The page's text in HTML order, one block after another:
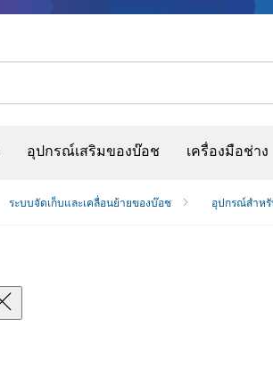
อุปกรณ์เสริมของบ๊อช เครื่องมือช่าง
ระบบจัดเก็บและเคลื่อนย้ายของบ๊อช อุปกรณ์สำหรั